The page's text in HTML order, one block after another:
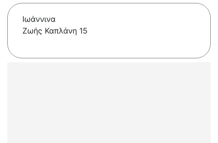
Ιωάννινα
Ζωής Καπλάνη 15